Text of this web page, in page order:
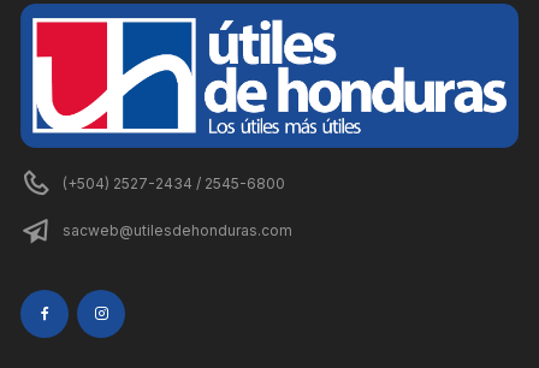
(+504) 2527-2434 / 2545-6800
sacweb@utilesdehonduras.com